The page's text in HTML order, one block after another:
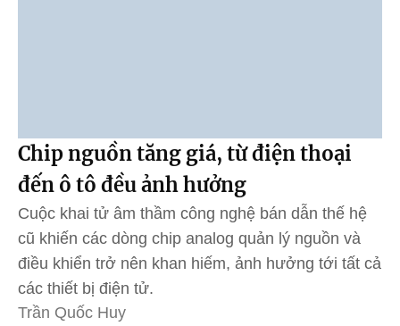
Chip nguồn tăng giá, từ điện thoại
đến ô tô đều ảnh hưởng
Cuộc khai tử âm thầm công nghệ bán dẫn thế hệ
cũ khiến các dòng chip analog quản lý nguồn và
điều khiển trở nên khan hiếm, ảnh hưởng tới tất cả
các thiết bị điện tử.
Trần Quốc Huy